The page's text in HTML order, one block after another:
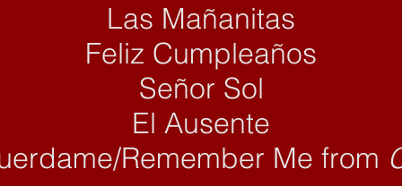
Las Mañanitas
Feliz Cumpleaños
Señor Sol
El Ausente
Remember Me from